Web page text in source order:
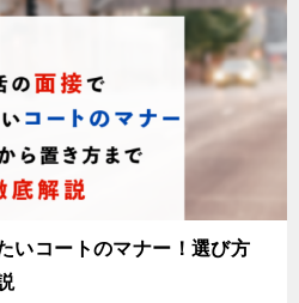
いコートのマナー！選び方